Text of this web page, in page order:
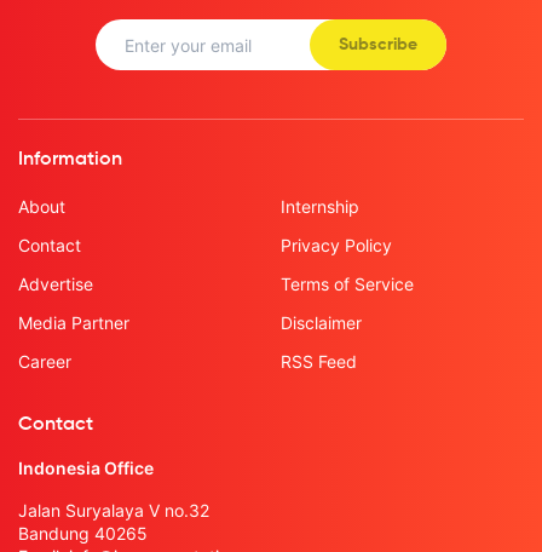
Subscribe
Information
About
Contact
Advertise
Media Partner
Career
Internship
Privacy Policy
Terms of Service
Disclaimer
RSS Feed
Contact
Indonesia Office
Jalan Suryalaya V no.32
Bandung 40265